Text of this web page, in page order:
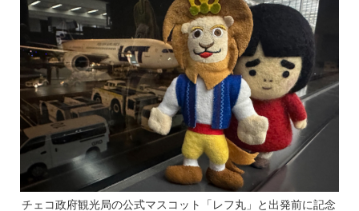
チェコ政府観光局の公式マスコット「レフ丸」と出発前に記念